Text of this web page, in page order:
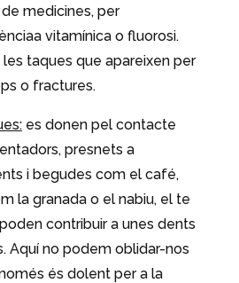
medicines, per
vitamínica o fluorosi.
taques que apareixen per
o fractures.
es donen pel contacte
presnets a
i begudes com el café,
la granada o el nabiu, el te
contribuir a unes dents
Aquí no podem oblidar-nos
és dolent per a la